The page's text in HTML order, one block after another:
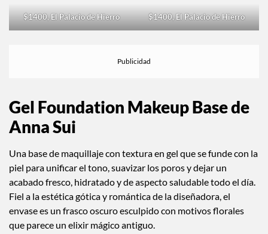
$1400, El Palacio de Hierro $1400, El Palacio de Hierro
Gel Foundation Makeup Base de
Anna Sui
Una base de maquillaje con textura en gel que se funde con la
piel para unificar el tono, suavizar los poros y dejar un
acabado fresco, hidratado y de aspecto saludable todo el día.
Fiel a la estética gótica y romántica de la diseñadora, el
envase es un frasco oscuro esculpido con motivos florales
que parece un elixir mágico antiguo.